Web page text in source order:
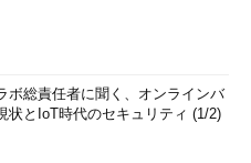
ボ総責任者に聞く、オンラインバ
状とIoT時代のセキュリティ (1/2)